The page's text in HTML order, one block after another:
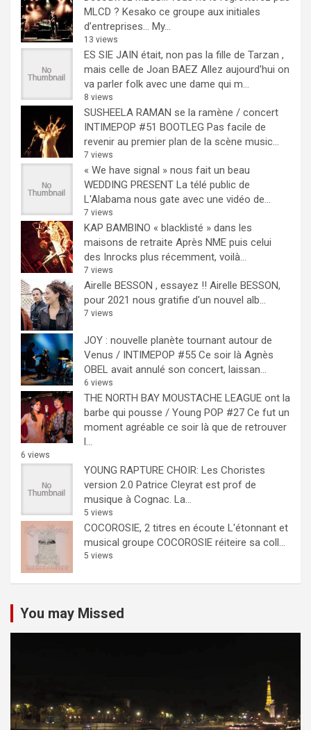
MLCD ? Kesako ce groupe aux initiales
d’entreprises… My...
13 views
ES SIE JAIN était, non pas la fille de Tarzan ,
mais celle de Joan BAEZ Allez aujourd'hui on
va parler folk avec une dame qui m...
8 views
SUSHEELA RAMAN se la ramène / concert
INTIMEPOP #51 BOOTLEG Pas facile de
revenir au premier plan de la scène music...
7 views
« We have signal » nous fait un beau
WEDDING PRESENT La télé public de
L'Alabama nous gate avec une vidéo de...
7 views
KAP BAMBINO « blacklisté » dans les
maisons de retraite Après NME puis celui
des Inrocks plus récemment, voilà...
7 views
Airelle BESSON , essayez !! Airelle BESSON,
pour 2021 nous gratifie d'un nouvel alb...
7 views
JOY : nouvelle planète tournant autour de
Venus / INTIMEPOP #55 Ce soir là Agnès
OBEL avait annulé son concert, laissan...
6 views
THE NORTH BAY MOUSTACHE LEAGUE ont la
barbe qui pousse / Young POP #27 Ce fut un
moment agréable ce soir là que de retrouver
l...
6 views
YOUNG RAPTURE CHOIR: Les Choristes
version 2.0 Patrice Cleyrat est prof de
musique à Cognac. La...
5 views
COCOROSIE, 2 titres en écoute L'étonnant et
musical groupe COCOROSIE réiteire sa coll...
5 views
You may Missed